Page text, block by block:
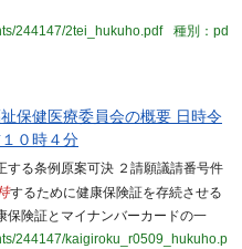
244147/2tei_hukuho.pdf
種別：pd
保健医療委員会の概要 日時令
０時４分
する条例原案可決 ２請願議請番号件
するために健康保険証を存続させる
保険証とマイナンバーカードの一
244147/kaigiroku_r0509_hukuho.p